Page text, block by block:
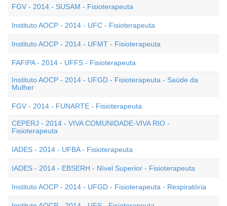
FGV - 2014 - SUSAM - Fisioterapeuta
Instituto AOCP - 2014 - UFC - Fisioterapeuta
Instituto AOCP - 2014 - UFMT - Fisioterapeuta
FAFIPA - 2014 - UFFS - Fisioterapeuta
Instituto AOCP - 2014 - UFGD - Fisioterapeuta - Saúde da
Mulher
FGV - 2014 - FUNARTE - Fisioterapeuta
CEPERJ - 2014 - VIVA COMUNIDADE-VIVA RIO -
Fisioterapeuta
IADES - 2014 - UFBA - Fisioterapeuta
IADES - 2014 - EBSERH - Nível Superior - Fisioterapeuta
Instituto AOCP - 2014 - UFGD - Fisioterapeuta - Respiratória